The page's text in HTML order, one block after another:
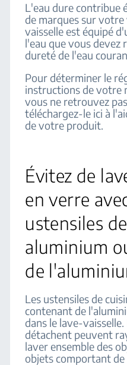
L'eau dure contribue
de marques sur
vaisselle est équipé
l'eau que vous devez
dureté de l'eau
Pour déterminer le
instructions de votre
vous ne retrouvez
téléchargez-le ici à
de votre produit.
Évitez de
en verre
ustensiles
aluminium
de
Les ustensiles de
contenant de
dans le lave-
détachent peuvent
laver ensemble des
objets comportant